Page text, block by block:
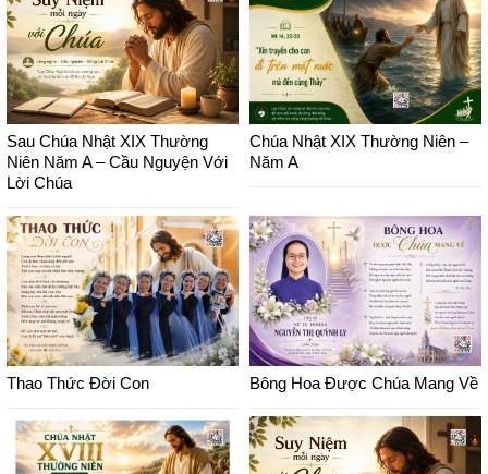
Sau Chúa Nhật XIX Thường
Niên Năm A – Cầu Nguyện Với
Lời Chúa
Chúa Nhật XIX Thường Niên –
Năm A
Thao Thức Đời Con Bông Hoa Được Chúa Mang Về